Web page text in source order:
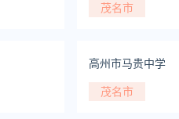
茂名市
高州市马贵中学
茂名市